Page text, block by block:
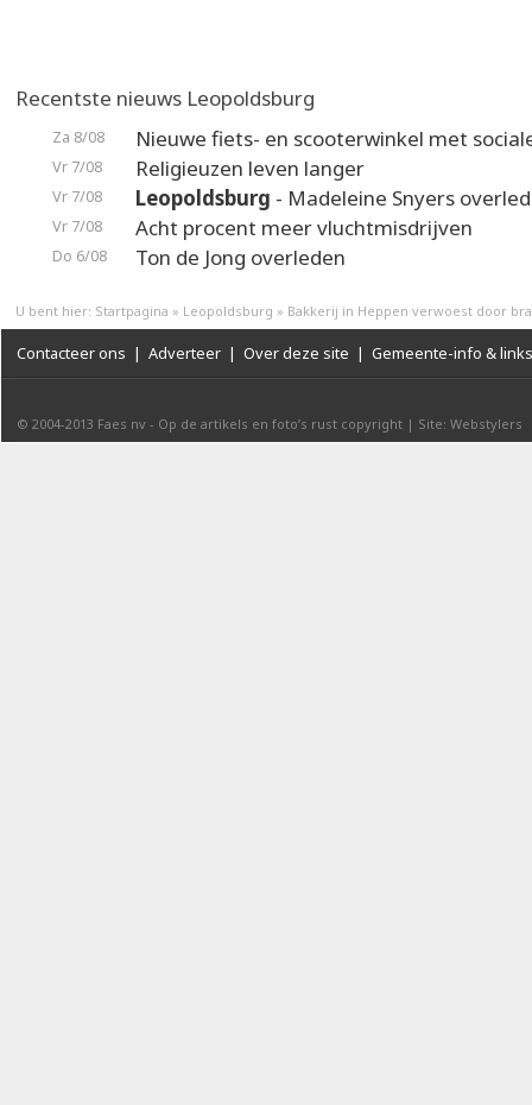
Recentste nieuws Leopoldsburg
Za 8/08 Nieuwe fiets- en scooterwinkel met
Vr 7/08 Religieuzen leven langer
Vr 7/08 Leopoldsburg - Madeleine Snyers
Vr 7/08 Acht procent meer vluchtmisdrijven
Do 6/08 Ton de Jong overleden
U bent hier: Startpagina » Leopoldsburg » Bakkerij in Heppen verwoest door
Contacteer ons | Adverteer | Over deze site | Gemeente-info & links
© 2004-2013 Faes nv - Op de artikels en foto’s rust copyright | Site: Webstylers